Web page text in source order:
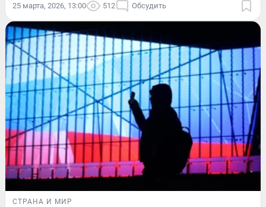
25 марта, 2026, 13:00 512 Обсудить
СТРАНА И МИР